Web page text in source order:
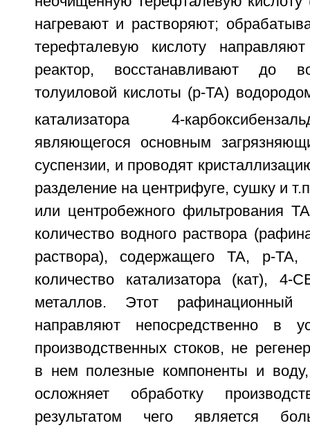
нагревают и растворяют;
терефталевую кислоту
реактор, восстанавливают до
толуиловой кислоты (р-ТА)
катализатора 4-
являющегося основным
суспензии, и проводят
разделение на центрифуге, сушку и
или центробежного фильтрования
количество водного раствора
раствора), содержащего ТА, р-
количество катализатора (кат),
металлов. Этот рафинационный
направляют непосредственно в
производственных стоков, не
в нем полезные компоненты и воду,
осложняет обработку
результатом чего является